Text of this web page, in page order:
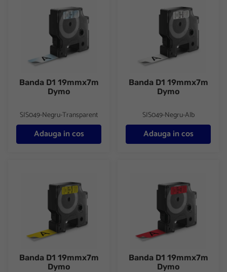
Banda D1 19mmx7m
Dymo
SIS049-Negru-Transparent
Adauga in cos
Banda D1 19mmx7m
Dymo
SIS049-Negru-Alb
Adauga in cos
Banda D1 19mmx7m
Dymo
Banda D1 19mmx7m
Dymo